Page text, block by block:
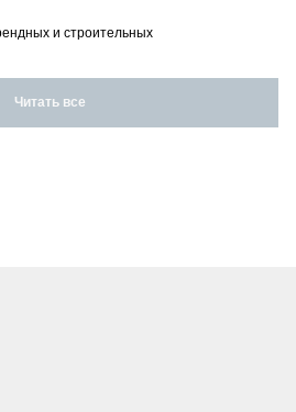
и строительных
Читать все